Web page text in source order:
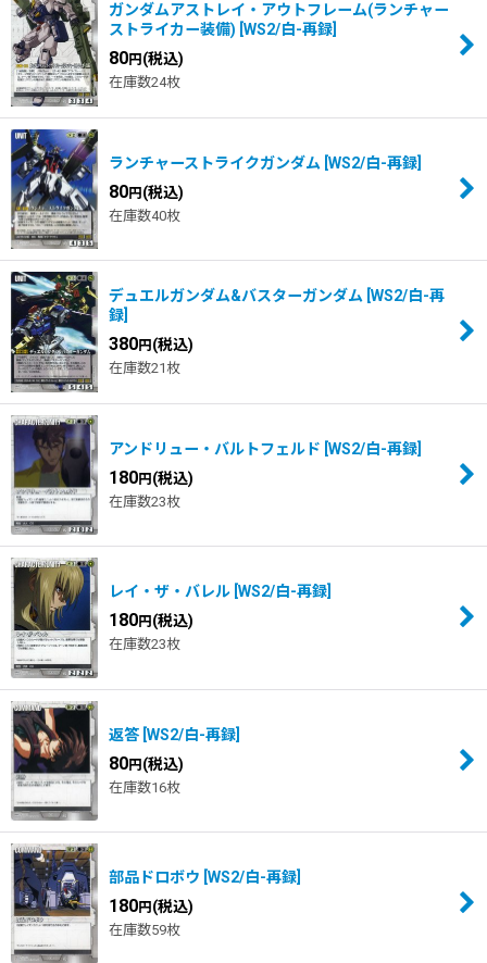
ガンダムアストレイ・アウトフレーム(ランチャー
ストライカー装備) WS2/白-再録
80円 (税込)
在庫数24枚
ランチャーストライクガンダム WS2/白-再録
80円 (税込)
在庫数40枚
デュエルガンダム&バスターガンダム WS2/白-再
録
380円 (税込)
在庫数21枚
アンドリュー・バルトフェルド WS2/白-再録
180円 (税込)
在庫数23枚
レイ・ザ・バレル WS2/白-再録
180円 (税込)
在庫数23枚
返答 WS2/白-再録
80円 (税込)
在庫数16枚
部品ドロボウ WS2/白-再録
180円 (税込)
在庫数59枚